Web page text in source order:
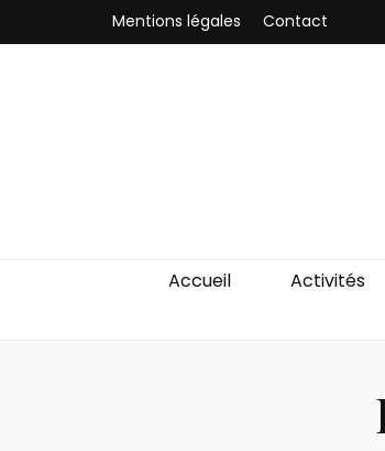
Mentions légales Contact
Accueil Activités